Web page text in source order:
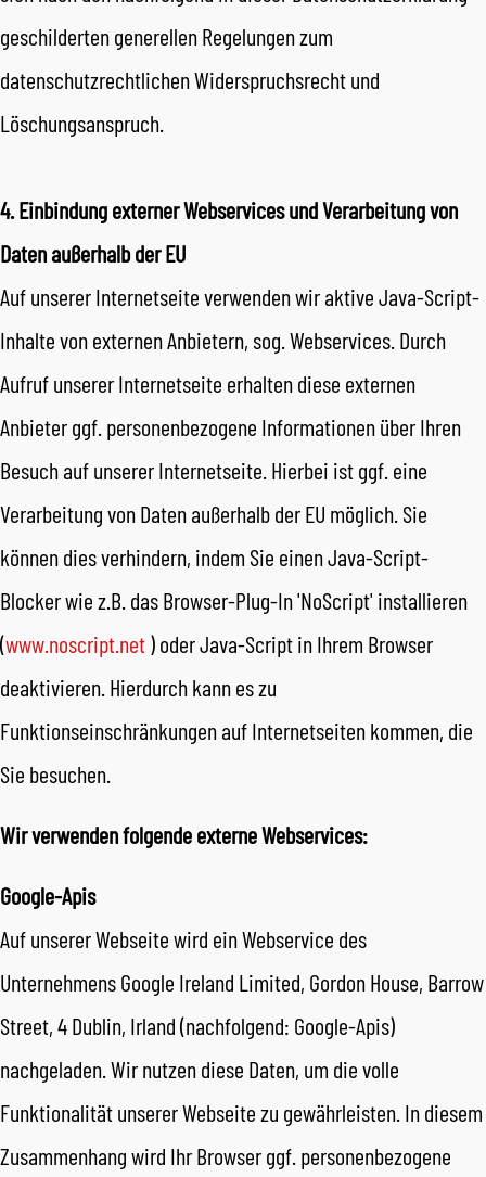
geschilderten generellen Regelungen zum
datenschutzrechtlichen Widerspruchsrecht und
Löschungsanspruch.
4. Einbindung externer Webservices und Verarbeitung von
Daten außerhalb der EU
Auf unserer Internetseite verwenden wir aktive Java-Script-
Inhalte von externen Anbietern, sog. Webservices. Durch
Aufruf unserer Internetseite erhalten diese externen
Anbieter ggf. personenbezogene Informationen über Ihren
Besuch auf unserer Internetseite. Hierbei ist ggf. eine
Verarbeitung von Daten außerhalb der EU möglich. Sie
können dies verhindern, indem Sie einen Java-Script-
Blocker wie z.B. das Browser-Plug-In 'NoScript' installieren
(www.noscript.net) oder Java-Script in Ihrem Browser
deaktivieren. Hierdurch kann es zu
Funktionseinschränkungen auf Internetseiten kommen, die
Sie besuchen.
Wir verwenden folgende externe Webservices:
Google-Apis
Auf unserer Webseite wird ein Webservice des
Unternehmens Google Ireland Limited, Gordon House, Barrow
Street, 4 Dublin, Irland (nachfolgend: Google-Apis)
nachgeladen. Wir nutzen diese Daten, um die volle
Funktionalität unserer Webseite zu gewährleisten. In diesem
Zusammenhang wird Ihr Browser ggf. personenbezogene